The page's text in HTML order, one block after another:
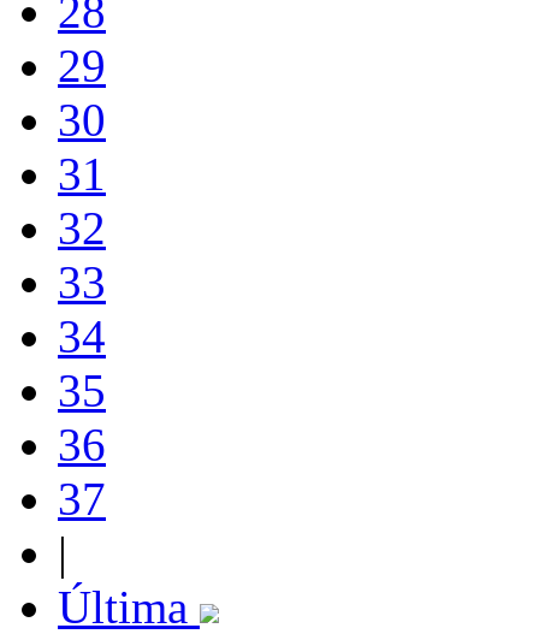
28
29
30
31
32
33
34
35
36
37
|
Última